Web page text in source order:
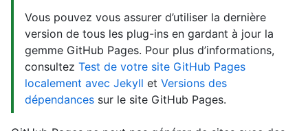
Vous pouvez vous assurer d’utiliser la dernière
version de tous les plug-ins en gardant à jour la
gemme GitHub Pages. Pour plus d’informations,
consultez Test de votre site GitHub Pages
localement avec Jekyll et Versions des
dépendances sur le site GitHub Pages.